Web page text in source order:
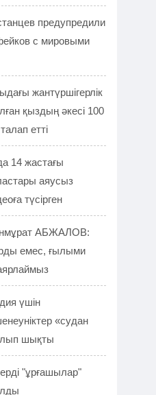
предупредили
с мировыми
жантүршігерлік
қыздың әкесі 100
етті
14 жастағы
аяусыз
түсірген
АБЖАЛОВ:
емес, ғылыми
үшін
«судан
шықты
"ұрғашылар"